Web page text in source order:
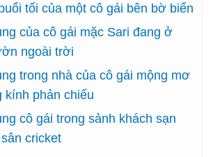
tối của một cô gái bên bờ biển
của cô gái mặc Sari đang ở
ngoài trời
trong nhà của cô gái mộng mơ
kính phản chiếu
cô gái trong sảnh khách sạn
cricket